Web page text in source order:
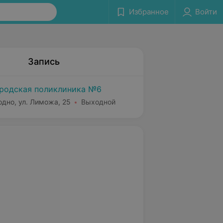
Избранное Войти
Запись
поликлиника №6
ул. Лиможа, 25 Выходной